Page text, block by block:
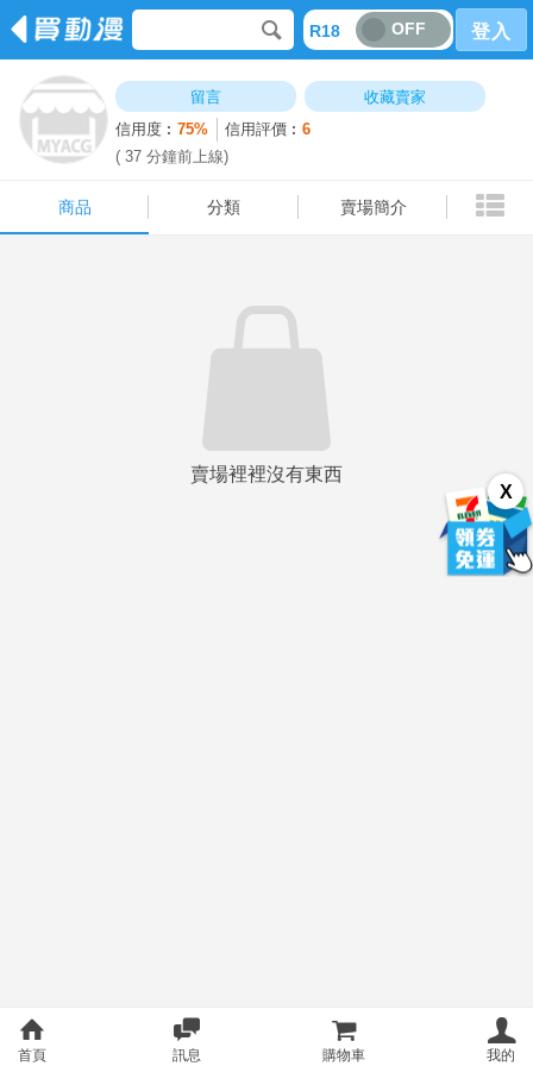
R18 OFF 登入
留言
收藏賣家
信用度︰75% 信用評價︰6
( 37 分鐘前上線)
商品 分類 賣場簡介
X
賣場裡裡沒有東西
商品 分類 賣場簡介
首頁 訊息 購物車 我的